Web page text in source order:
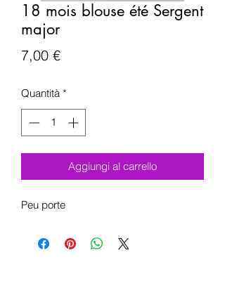
18 mois blouse été Sergent
major
7,00 €Prezzo
Quantità *
Aggiungi al carrello
Peu porte